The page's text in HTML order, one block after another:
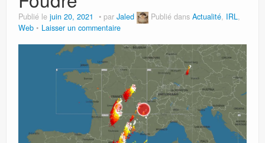
Publié le juin 20, 2021 par Jaled Publié dans Actualité, IRL,
Web
Laisser un commentaire